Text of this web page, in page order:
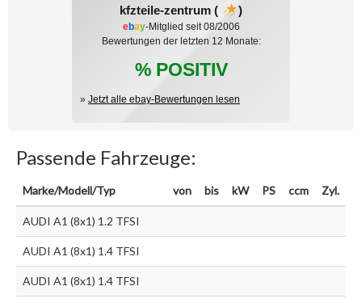
kfzteile-zentrum ( )
ebay-Mitglied seit 08/2006
Bewertungen der letzten 12 Monate:
% POSITIV
» Jetzt alle ebay-Bewertungen lesen
Passende Fahrzeuge:
Marke/Modell/Typ von bis kW PS ccm Zyl.
AUDI A1 (8x1) 1.2 TFSI
AUDI A1 (8x1) 1.4 TFSI
AUDI A1 (8x1) 1.4 TFSI